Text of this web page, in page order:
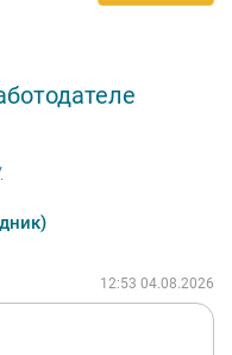
12:53 04.08.2026